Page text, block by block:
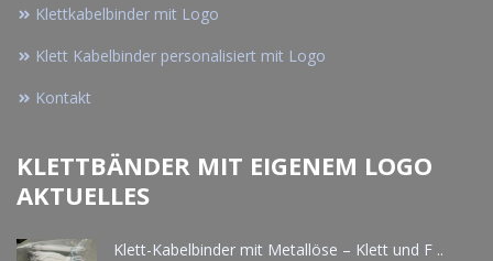
Klettkabelbinder mit Logo
Klett Kabelbinder personalisiert mit Logo
Kontakt
KLETTBÄNDER MIT EIGENEM LOGO
AKTUELLES
Klett-Kabelbinder mit Metallöse – Klett und F ..